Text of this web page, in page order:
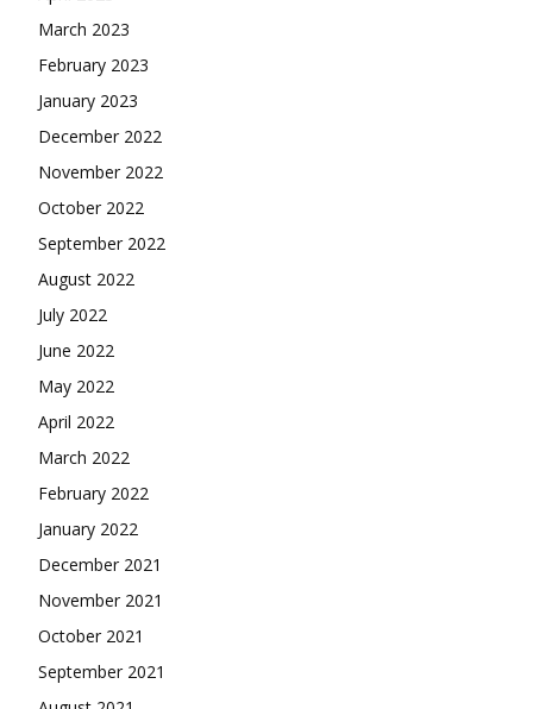
March 2023
February 2023
January 2023
December 2022
November 2022
October 2022
September 2022
August 2022
July 2022
June 2022
May 2022
April 2022
March 2022
February 2022
January 2022
December 2021
November 2021
October 2021
September 2021